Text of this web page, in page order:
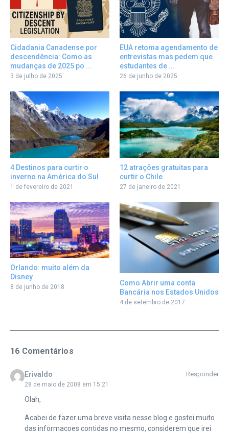
Cidadania Canadense por
descendência: Como as
mudanças de 2025 po ...
3 de julho de 2025
EUA retoma agendamento de
entrevistas mas pedem que
estudantes de ...
26 de junho de 2025
4 Destinos para curtir o
inverno na América do Sul
1 de fevereiro de 2021
12 atrações gratuitas para
curtir o Chile
27 de janeiro de 2021
Orlando: muito além da
Disney
8 de junho de 2018
Como Abrir uma conta
Bancária nos Estados Unidos
4 de setembro de 2017
16 Comentários
Erivaldo
28 de maio de 2008 em 15:21
Responder
Olah,
Acabei de fazer uma breve visita nesse blog e gostei muito
das informacoes contidas no mesmo, considerem que irei